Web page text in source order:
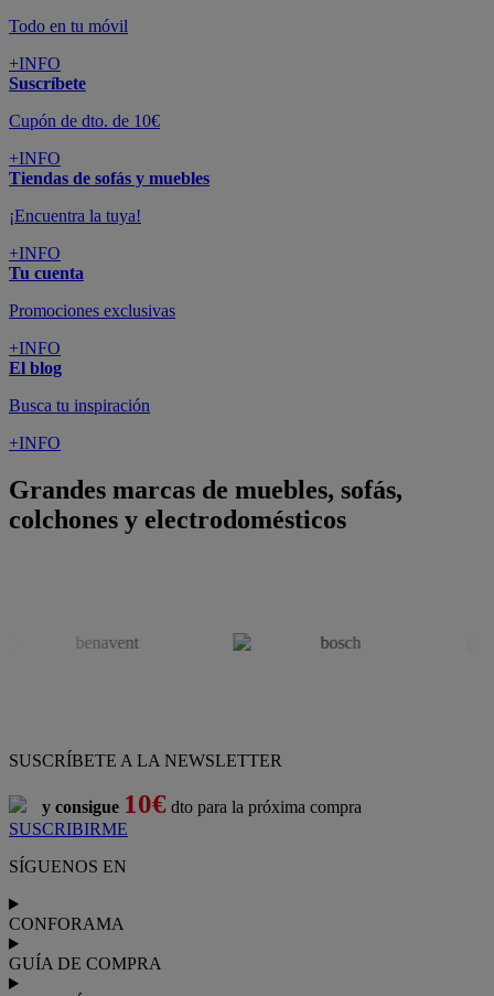
Todo en tu móvil
+INFO
Suscríbete
Cupón de dto. de 10€
+INFO
Tiendas de sofás y muebles
¡Encuentra la tuya!
+INFO
Tu cuenta
Promociones exclusivas
+INFO
El blog
Busca tu inspiración
+INFO
Grandes marcas de muebles, sofás,
colchones y electrodomésticos
SUSCRÍBETE A LA NEWSLETTER
y consigue 10€ dto para la próxima compra
SUSCRIBIRME
SÍGUENOS EN
CONFORAMA
GUÍA DE COMPRA